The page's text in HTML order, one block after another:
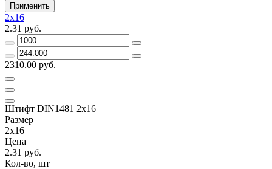
Применить
2х16
2.31 руб.
2310.00 руб.
Штифт DIN1481 2х16
Размер
2х16
Цена
2.31 руб.
Кол-во, шт